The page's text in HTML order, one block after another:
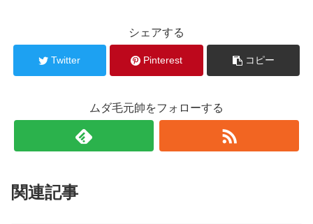
シェアする
Twitter Pinterest コピー
ムダ毛元帥をフォローする
関連記事